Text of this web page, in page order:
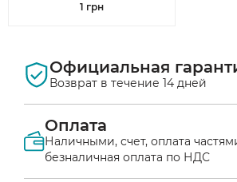
1 грн
Официальная
Возврат в течение 14 дней
Оплата
Наличными, счет, оплата
безналичная оплата по НДС